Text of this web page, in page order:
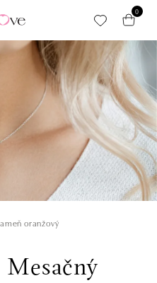
0
oranžový